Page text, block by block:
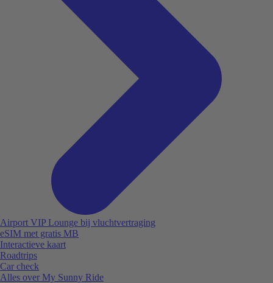
Airport VIP Lounge bij vluchtvertraging
eSIM met gratis MB
Interactieve kaart
Roadtrips
Car check
Alles over My Sunny Ride